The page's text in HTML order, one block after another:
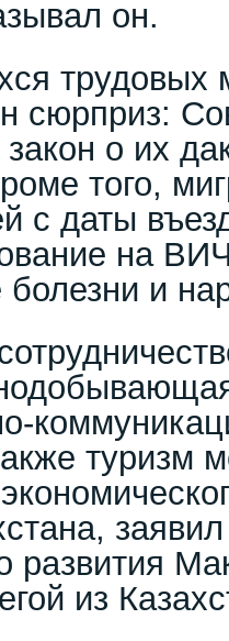
он.
трудовых
сюрприз:
о их
того,
с даты
на
и
туризм
развития
из